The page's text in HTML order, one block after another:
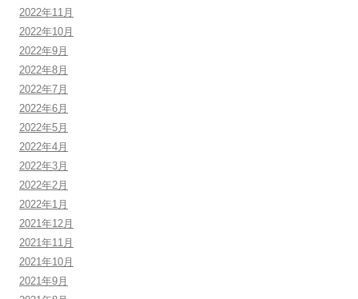
2022年11月
2022年10月
2022年9月
2022年8月
2022年7月
2022年6月
2022年5月
2022年4月
2022年3月
2022年2月
2022年1月
2021年12月
2021年11月
2021年10月
2021年9月